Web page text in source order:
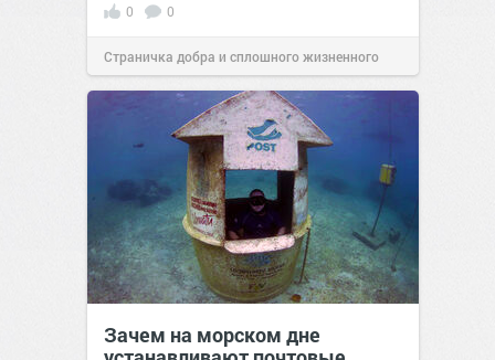
0 0
Страничка добра и сплошного жизненного
позитива!00:29Сегодня
Зачем на морском дне